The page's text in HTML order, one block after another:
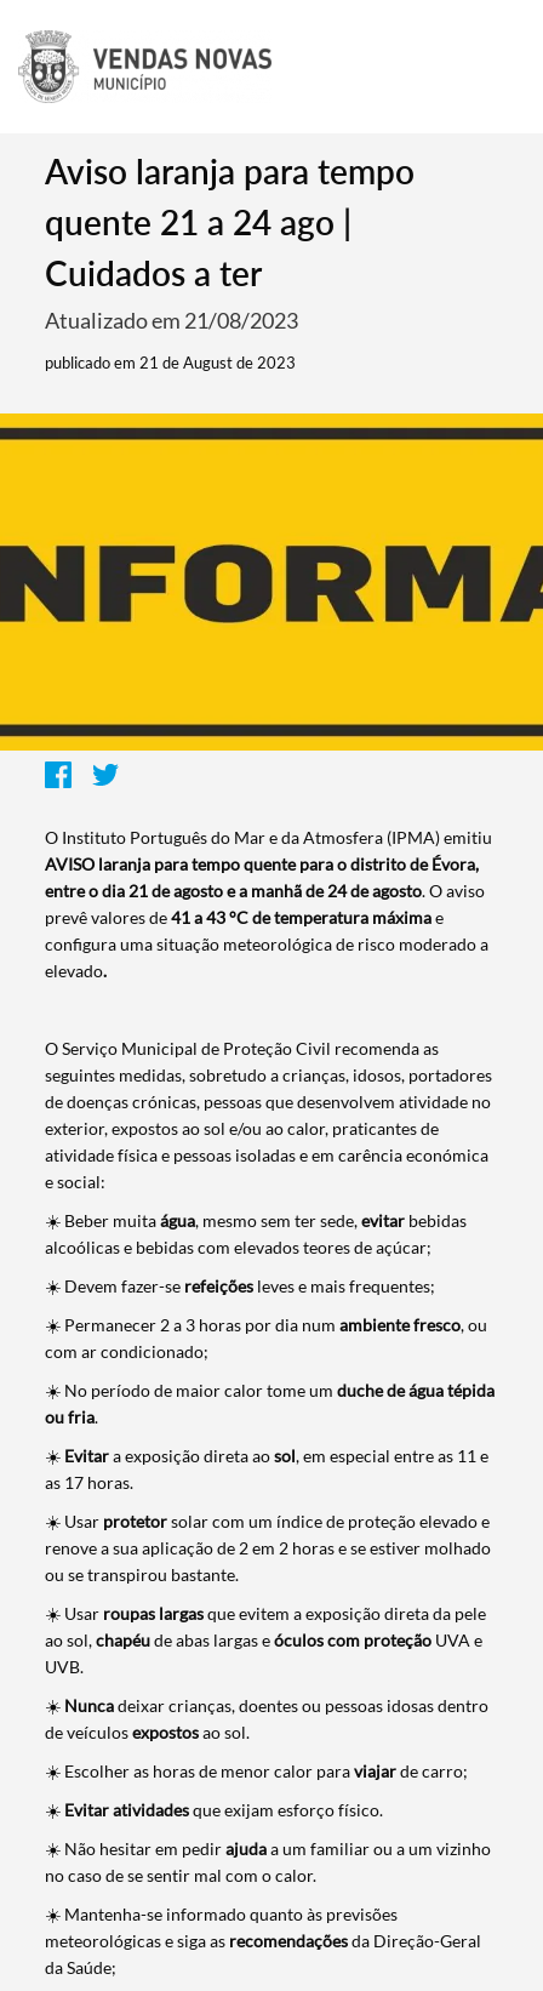
Termo de Pesquisa
Categorias gerais
Aviso laranja para tempo
quente 21 a 24 ago |
Cuidados a ter
Atualizado em 21/08/2023
publicado em 21 de August de 2023
O Instituto Português do Mar e da Atmosfera (IPMA) emitiu
AVISO laranja para tempo quente para o distrito de Évora,
entre o dia 21 de agosto e a manhã de 24 de agosto. O aviso
prevê valores de41 a 43 °C de temperatura máximae
configura uma situação meteorológica de risco moderado a
elevado.
O Serviço Municipal de Proteção Civil recomenda as
seguintes medidas, sobretudo a crianças, idosos, portadores
de doenças crónicas, pessoas que desenvolvem atividade no
exterior, expostos ao sol e/ou ao calor, praticantes de
atividade física e pessoas isoladas e em carência económica
e social:
☀️ Beber muitaágua, mesmo sem ter sede,evitar bebidas
alcoólicas e bebidas com elevados teores de açúcar;
☀️ Devem fazer-se refeições leves e mais frequentes;
☀️ Permanecer 2 a 3 horas por dia numambiente fresco, ou
com ar condicionado;
☀️ No período de maior calor tome umduchede água tépida
ou fria.
☀️ Evitara exposição direta aosol, em especial entre as 11 e
as 17 horas.
☀️ Usar protetorsolar com um índice de proteção elevado e
renove a sua aplicação de 2 em 2 horas e se estiver molhado
ou se transpirou bastante.
☀️ Usar roupas largasque evitem a exposição direta da pele
ao sol,chapéude abas largas eóculos com proteção UVA e
UVB.
☀️ Nuncadeixar crianças, doentes ou pessoas idosas dentro
de veículosexpostosao sol.
☀️ Escolher as horas de menor calor paraviajarde carro;
☀️ Evitar atividadesque exijam esforço físico.
☀️ Não hesitar em pedirajudaa um familiar ou a um vizinho
no caso de se sentir mal com o calor.
☀️ Mantenha-se informado quanto às previsões
meteorológicas e siga as recomendaçõesda Direção-Geral
da Saúde;